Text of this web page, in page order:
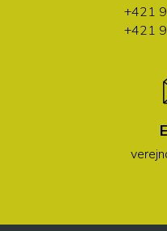
+421
+421